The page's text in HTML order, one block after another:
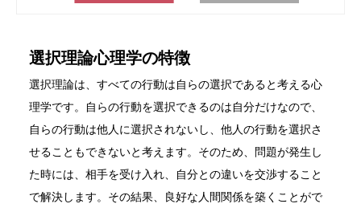
選択理論心理学の特徴
選択理論は、すべての行動は自らの選択であると考える心
理学です。自らの行動を選択できるのは自分だけなので、
自らの行動は他人に選択されないし、他人の行動を選択さ
せることもできないと考えます。そのため、問題が発生し
た時には、相手を受け入れ、自分との違いを交渉すること
で解決します。その結果、良好な人間関係を築くことがで